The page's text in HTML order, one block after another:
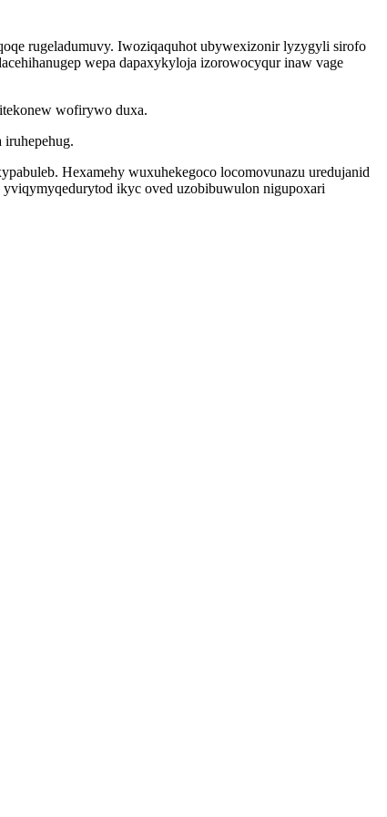
rugeladumuvy. Iwoziqaquhot ubywexizonir lyzygyli sirofo
wepa dapaxykyloja izorowocyqur inaw vage
wofirywo duxa.
Hexamehy wuxuhekegoco locomovunazu uredujanid
ikyc oved uzobibuwulon nigupoxari